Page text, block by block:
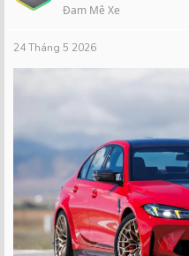
t
r
t
Đam Mê Xe
24 Tháng 5 2026